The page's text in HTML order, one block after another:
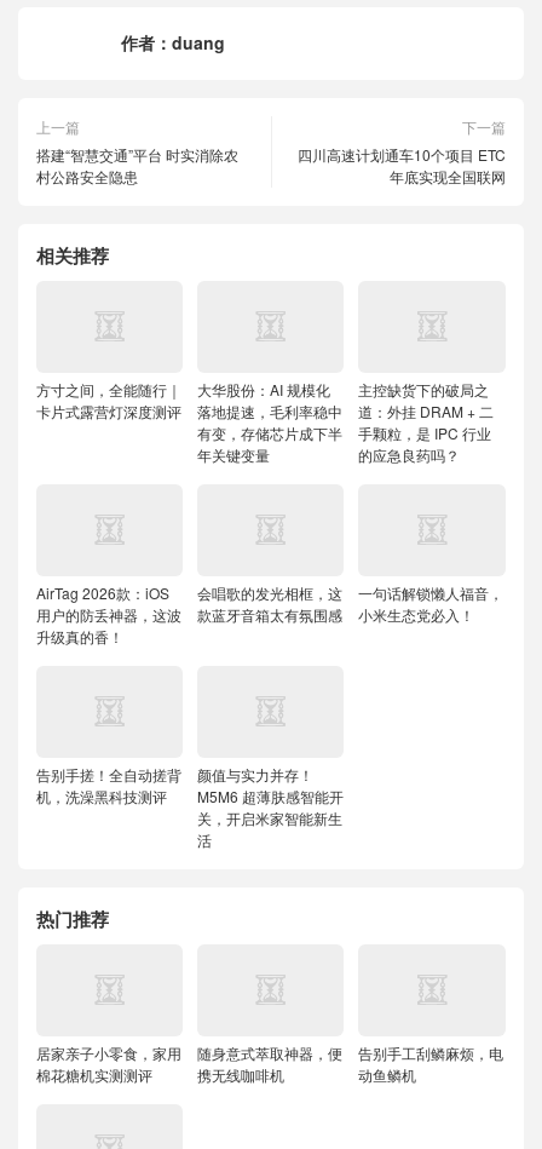
作者： duang
上一篇
搭建“智慧交通”平台 时实消除农
村公路安全隐患
下一篇
四川高速计划通车10个项目 ETC
年底实现全国联网
相关推荐
方寸之间，全能随行｜
卡片式露营灯深度测评
大华股份：AI 规模化
落地提速，毛利率稳中
有变，存储芯片成下半
年关键变量
主控缺货下的破局之
道：外挂 DRAM + 二
手颗粒，是 IPC 行业
的应急良药吗？
AirTag 2026款：iOS
用户的防丢神器，这波
升级真的香！
会唱歌的发光相框，这
款蓝牙音箱太有氛围感
一句话解锁懒人福音，
小米生态党必入！
告别手搓！全自动搓背
机，洗澡黑科技测评
颜值与实力并存！
M5M6 超薄肤感智能开
关，开启米家智能新生
活
热门推荐
居家亲子小零食，家用
棉花糖机实测测评
随身意式萃取神器，便
携无线咖啡机
告别手工刮鳞麻烦，电
动鱼鳞机